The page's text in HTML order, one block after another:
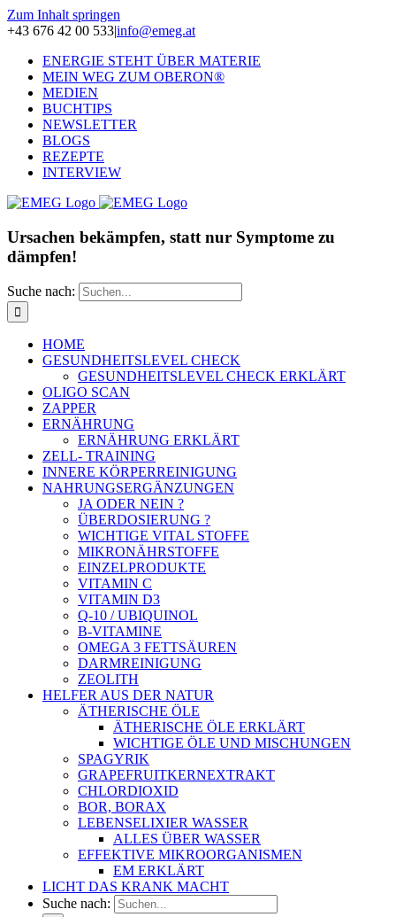
Zum Inhalt springen
+43 676 42 00 533|info@emeg.at
ENERGIE STEHT ÜBER MATERIE
MEIN WEG ZUM OBERON®
MEDIEN
BUCHTIPS
NEWSLETTER
BLOGS
REZEPTE
INTERVIEW
Ursachen bekämpfen, statt nur Symptome zu
dämpfen!
Suche nach:
HOME
GESUNDHEITSLEVEL CHECK
GESUNDHEITSLEVEL CHECK ERKLÄRT
OLIGO SCAN
ZAPPER
ERNÄHRUNG
ERNÄHRUNG ERKLÄRT
ZELL- TRAINING
INNERE KÖRPERREINIGUNG
NAHRUNGSERGÄNZUNGEN
JA ODER NEIN ?
ÜBERDOSIERUNG ?
WICHTIGE VITAL STOFFE
MIKRONÄHRSTOFFE
EINZELPRODUKTE
VITAMIN C
VITAMIN D3
Q-10 / UBIQUINOL
B-VITAMINE
OMEGA 3 FETTSÄUREN
DARMREINIGUNG
ZEOLITH
HELFER AUS DER NATUR
ÄTHERISCHE ÖLE
ÄTHERISCHE ÖLE ERKLÄRT
WICHTIGE ÖLE UND MISCHUNGEN
SPAGYRIK
GRAPEFRUITKERNEXTRAKT
CHLORDIOXID
BOR, BORAX
LEBENSELIXIER WASSER
ALLES ÜBER WASSER
EFFEKTIVE MIKROORGANISMEN
EM ERKLÄRT
LICHT DAS KRANK MACHT
Suche nach: